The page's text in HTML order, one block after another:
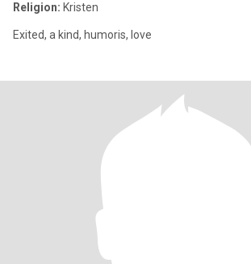
Religion: Kristen
Exited, a kind, humoris, love